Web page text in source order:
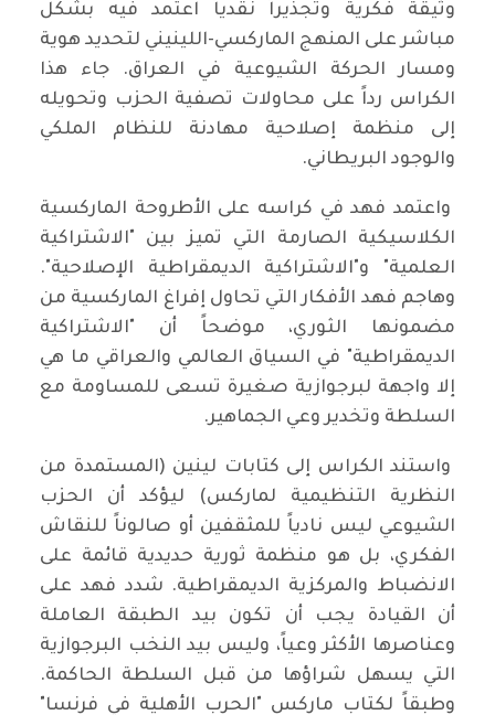
وثيقة فكرية وتجذيراً نقدياً اعتمد فيه بشكل
مباشر على المنهج الماركسي-اللينيني لتحديد هوية
ومسار الحركة الشيوعية في العراق. جاء هذا
الكراس رداً على محاولات تصفية الحزب وتحويله
إلى منظمة إصلاحية مهادنة للنظام الملكي
والوجود البريطاني.
واعتمد فهد في كراسه على الأطروحة الماركسية
الكلاسيكية الصارمة التي تميز بين "الاشتراكية
العلمية" و"الاشتراكية الديمقراطية الإصلاحية".
وهاجم فهد الأفكار التي تحاول إفراغ الماركسية من
مضمونها الثوري، موضحاً أن "الاشتراكية
الديمقراطية" في السياق العالمي والعراقي ما هي
إلا واجهة لبرجوازية صغيرة تسعى للمساومة مع
السلطة وتخدير وعي الجماهير.
واستند الكراس إلى كتابات لينين (المستمدة من
النظرية التنظيمية لماركس) ليؤكد أن الحزب
الشيوعي ليس نادياً للمثقفين أو صالوناً للنقاش
الفكري، بل هو منظمة ثورية حديدية قائمة على
الانضباط والمركزية الديمقراطية. شدد فهد على
أن القيادة يجب أن تكون بيد الطبقة العاملة
وعناصرها الأكثر وعياً، وليس بيد النخب البرجوازية
التي يسهل شراؤها من قبل السلطة الحاكمة.
وطبقاً لكتاب ماركس "الحرب الأهلية في فرنسا"